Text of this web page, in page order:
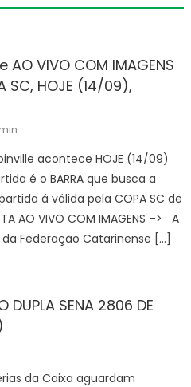
VIVO COM IMAGENS
SC, HOJE (14/09),
acontece HOJE (14/09)
é o BARRA que busca a
á válida pela COPA SC de
AO VIVO COM IMAGENS –> A
Federação Catarinense […]
DUPLA SENA 2806 DE
da Caixa aguardam